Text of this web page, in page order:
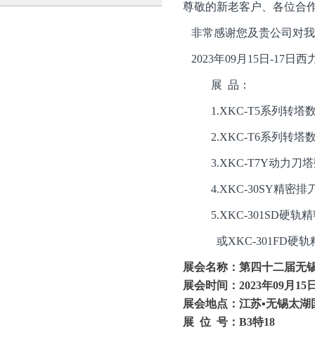
尊敬的新老客户、各位合
非常感谢您及贵公司对
2023年09月15日-17日 西
展 品：
1.XKC-T5系列 转塔
2.XKC-T6系列转塔
3.XKC-T7Y动力刀
4.XKC-30SY精密排
5.XKC-301SD硬轨
或XKC-301FD硬
展会名称： 第四十二届无
展会时间： 2023年09月 15
展会地点： 江苏▪无锡太湖
展 位 号： B3特18